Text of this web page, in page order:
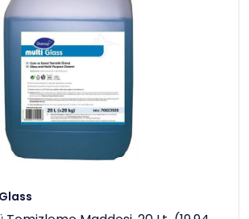
Üçün Əllərin Tam
Məlumat
Çəhrayı Rəngli, Özlü, Ətirli
Maye
1.02
25°C)
5.5